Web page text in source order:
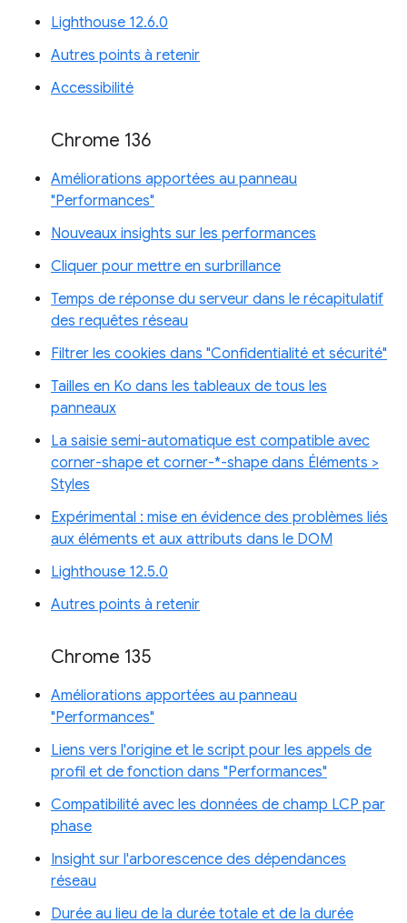
Lighthouse 12.6.0
Autres points à retenir
Accessibilité
Chrome 136
Améliorations apportées au panneau
"Performances"
Nouveaux insights sur les performances
Cliquer pour mettre en surbrillance
Temps de réponse du serveur dans le récapitulatif
des requêtes réseau
Filtrer les cookies dans "Confidentialité et sécurité"
Tailles en Ko dans les tableaux de tous les
panneaux
La saisie semi-automatique est compatible avec
corner-shape et corner-*-shape dans Éléments >
Styles
Expérimental : mise en évidence des problèmes liés
aux éléments et aux attributs dans le DOM
Lighthouse 12.5.0
Autres points à retenir
Chrome 135
Améliorations apportées au panneau
"Performances"
Liens vers l'origine et le script pour les appels de
profil et de fonction dans "Performances"
Compatibilité avec les données de champ LCP par
phase
Insight sur l'arborescence des dépendances
réseau
Durée au lieu de la durée totale et de la durée